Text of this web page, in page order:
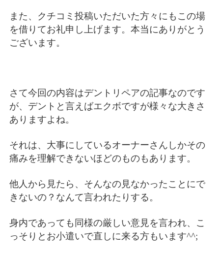
また、クチコミ投稿いただいた方々にもこの場
を借りてお礼申し上げます。本当にありがとう
ございます。
さて今回の内容はデントリペアの記事なのです
が、デントと言えばエクボですが様々な大きさ
ありますよね。
それは、大事にしているオーナーさんしかその
痛みを理解できないほどのものもあります。
他人から見たら、そんなの見なかったことにで
きないの？なんて言われたりする。
身内であっても同様の厳しい意見を言われ、こ
っそりとお小遣いで直しに来る方もいます^^;